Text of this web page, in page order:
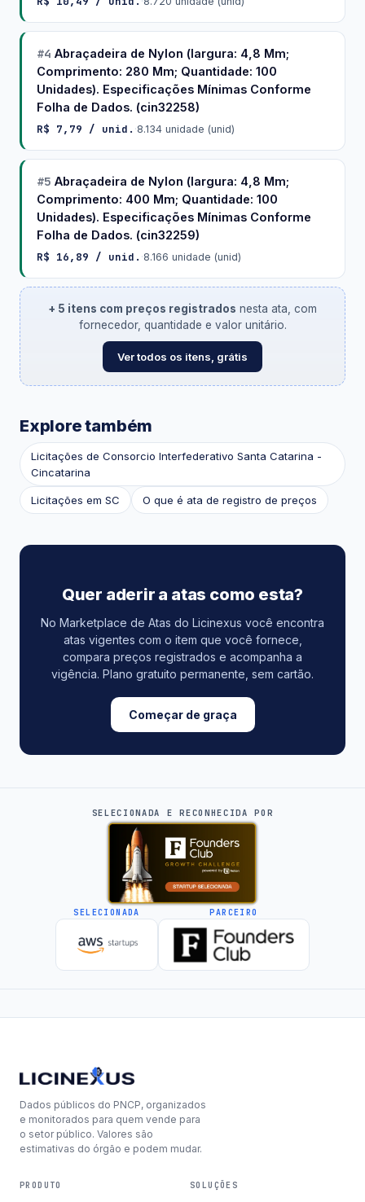
#4 Abraçadeira de Nylon (largura: 4,8 Mm;
Comprimento: 280 Mm; Quantidade: 100
Unidades). Especificações Mínimas Conforme
Folha de Dados. (cin32258)
R$ 7,79 / unid. ·8.134 unidade (unid)
#5 Abraçadeira de Nylon (largura: 4,8 Mm;
Comprimento: 400 Mm; Quantidade: 100
Unidades). Especificações Mínimas Conforme
Folha de Dados. (cin32259)
R$ 16,89 / unid. ·8.166 unidade (unid)
+ 5 itens com preços registrados nesta ata, com
fornecedor, quantidade e valor unitário.
Ver todos os itens, grátis
Explore também
Licitações de Consorcio Interfederativo Santa Catarina -
Cincatarina
Licitações em SC O que é ata de registro de preços
Quer aderir a atas como esta?
No Marketplace de Atas do Licinexus você encontra
atas vigentes com o item que você fornece,
compara preços registrados e acompanha a
vigência. Plano gratuito permanente, sem cartão.
Começar de graça
SELECIONADA E RECONHECIDA POR
SELECIONADA PARCEIRO
Dados públicos do PNCP, organizados
e monitorados para quem vende para
o setor público. Valores são
estimativas do órgão e podem mudar.
PRODUTO SOLUÇÕES